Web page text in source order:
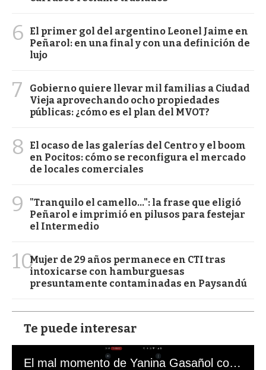
6
El primer gol del argentino Leonel Jaime en
Peñarol: en una final y con una definición de
lujo
7
Gobierno quiere llevar mil familias a Ciudad
Vieja aprovechando ocho propiedades
públicas: ¿cómo es el plan del MVOT?
8
El ocaso de las galerías del Centro y el boom
en Pocitos: cómo se reconfigura el mercado
de locales comerciales
9
"Tranquilo el camello...": la frase que eligió
Peñarol e imprimió en pilusos para festejar
el Intermedio
10Mujer de 29 años permanece en CTI tras
intoxicarse con hamburguesas
presuntamente contaminadas en Paysandú
Te puede interesar
El mal momento de Yanina Gasañol con un hincha argentino en "Subrayado"